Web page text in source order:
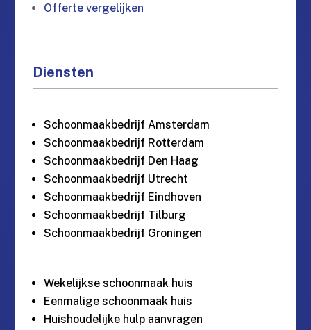
Offerte vergelijken
Diensten
Schoonmaakbedrijf Amsterdam
Schoonmaakbedrijf Rotterdam
Schoonmaakbedrijf Den Haag
Schoonmaakbedrijf Utrecht
Schoonmaakbedrijf Eindhoven
Schoonmaakbedrijf Tilburg
Schoonmaakbedrijf Groningen
Wekelijkse schoonmaak huis
Eenmalige schoonmaak huis
Huishoudelijke hulp aanvragen